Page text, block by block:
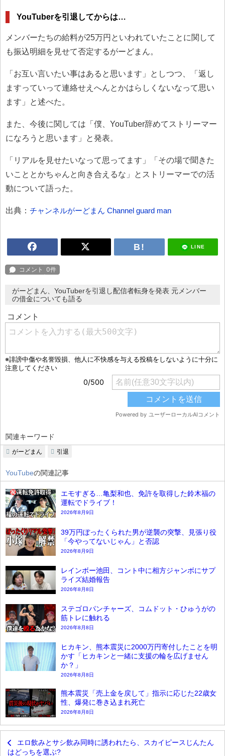
YouTuberを引退してからは…
メンバーたちの給料が25万円といわれていたことに関して
も振込明細を見せて否定するがーどまん。
「お互い言いたい事はあると思います」としつつ、「返し
ますっていって連絡せえへんとかはらしくないなって思い
ます」と述べた。
また、今後に関しては「僕、YouTuber辞めてストリーマー
になろうと思います」と発表。
「リアルを見せたいなって思ってます」「その場で聞きた
いこととかちゃんと向き合えるな」とストリーマーでの活
動について語った。
出典： チャンネルがーどまん Channel guard man
LINE
がーどまん、YouTuberを引退し配信者転身を発表 元メンバー
の借金についても語る
関連キーワード
がーどまん 引退
YouTubeの関連記事
エモすぎる…亀梨和也、免許を取得した鈴木福の
運転でドライブ！
2026年8月9日
39万円ぼったくられた男が逆襲の突撃、見張り役
「今やってないじゃん」と否認
2026年8月9日
レインボー池田、コント中に相方ジャンボにサプ
ライズ結婚報告
2026年8月8日
ステゴロパンチャーズ、コムドット・ひゅうがの
筋トレに触れる
2026年8月8日
ヒカキン、熊本震災に2000万円寄付したことを明
かす「ヒカキンと一緒に支援の輪を広げません
か？」
2026年8月8日
熊本震災「売上金を戻して」指示に応じた22歳女
性、爆発に巻き込まれ死亡
2026年8月8日
エロ飲みとサシ飲み同時に誘われたら、スカイピースじんたん
はどっちを選ぶ?